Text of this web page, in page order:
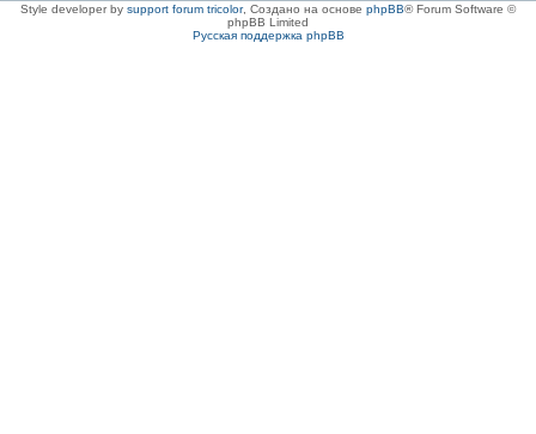
Style developer by support forum tricolor, Создано на основе phpBB® Forum Software ©
phpBB Limited
Русская поддержка phpBB